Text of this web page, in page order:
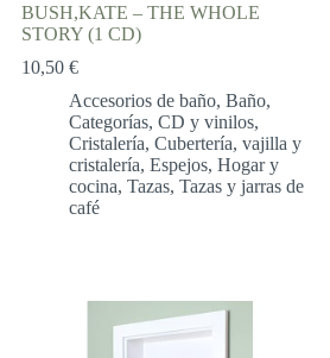
BUSH,KATE – THE WHOLE
STORY (1 CD)
10,50 €
Accesorios de baño, Baño,
Categorías, CD y vinilos,
Cristalería, Cubertería, vajilla y
cristalería, Espejos, Hogar y
cocina, Tazas, Tazas y jarras de
café